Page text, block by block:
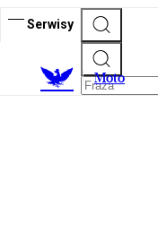
Serwisy
Moto